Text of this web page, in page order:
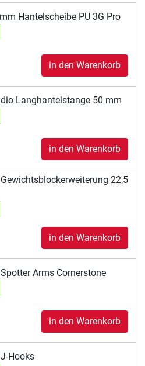
Hantelscheibe PU 3G Pro
in den Warenkorb
Langhantelstange 50 mm
in den Warenkorb
Gewichtsblockerweiterung 22,5
in den Warenkorb
Arms Cornerstone
in den Warenkorb
Hooks